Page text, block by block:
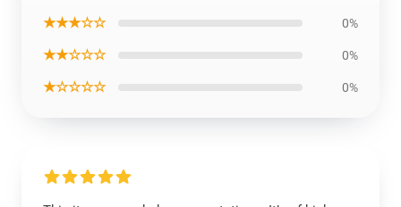
★★★☆☆ 0%
★★☆☆☆ 0%
★☆☆☆☆ 0%